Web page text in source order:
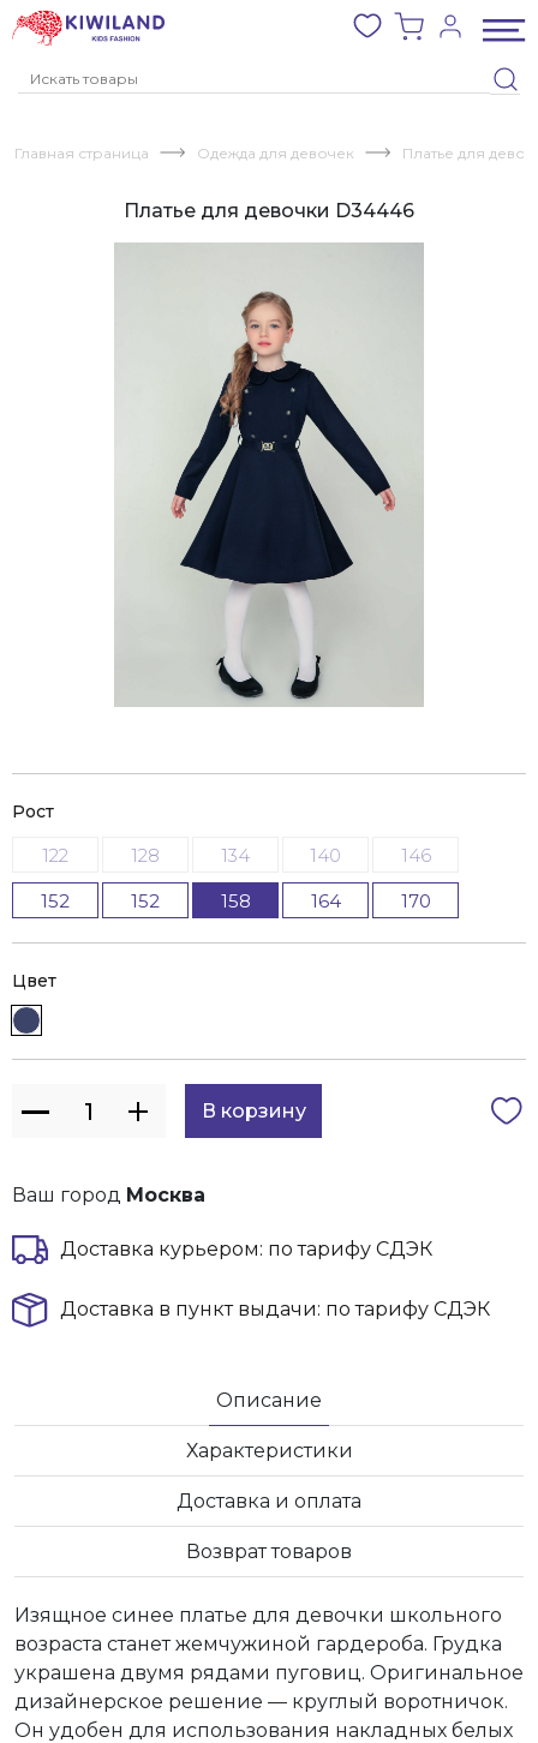
Главная страница Одежда для девочек Платье для
Платье для девочки D34446
Рост
122 128 134 140
146
152
152 158 164 170
Цвет
Ваш город Москва
Доставка курьером: по тарифу СДЭК
Доставка в пункт выдачи: по тарифу СДЭК
Описание
Характеристики
Доставка и оплата
Возврат товаров
Изящное синее платье для девочки школьного
возраста станет жемчужиной гардероба. Грудка
украшена двумя рядами пуговиц. Оригинальное
дизайнерское решение — круглый воротничок.
Он удобен для использования накладных белых